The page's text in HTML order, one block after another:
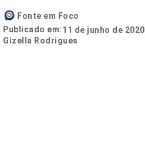
Fonte em Foco
Publicado em:11 de junho de 2020
Gizella Rodrigues